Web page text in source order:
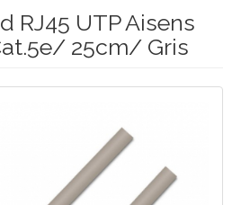
RJ45 UTP Aisens
25cm/ Gris